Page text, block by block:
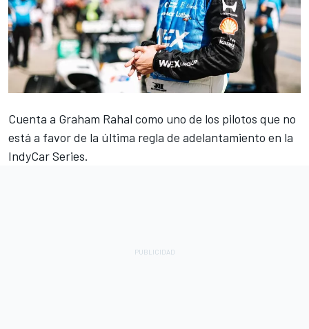
Cuenta a Graham Rahal como uno de los pilotos que no
está a favor de la última regla de adelantamiento en la
IndyCar Series.